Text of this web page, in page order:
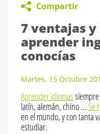
Compartir
7 ventajas
aprender
conocías
Martes, 15 Octubre
Aprender idiomas
latín, alemán, chino ...Se
en el mundo, y con tanta
estudiar.